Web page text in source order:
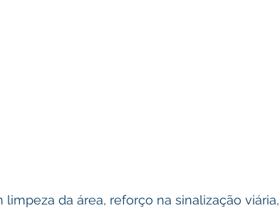
limpeza da área, reforço na sinalização